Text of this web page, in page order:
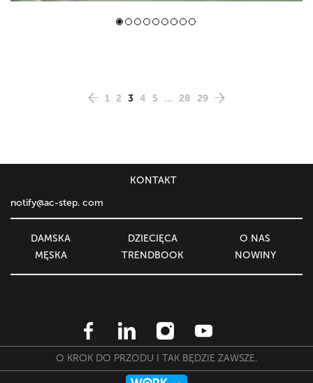
1 2 3 4 5 ... 28 29
DAMSKA
MĘSKA
DZIECIĘСA
O NAS
TRENDBOOK
NOWINY
KONTAKT
notify@ac-step. com
O KROK DO PRZODU I TAK BĘDZIE ZAWSZE.